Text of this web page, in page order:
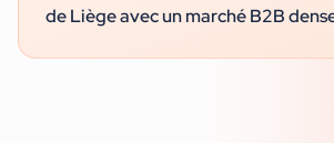
de Liège avec un marché B2B